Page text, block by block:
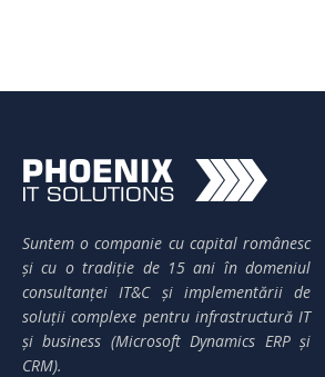
Suntem o companie cu capital românesc
și cu o tradiție de 15 ani în domeniul
consultanței IT&C și implementării de
soluții complexe pentru infrastructură IT
și business (Microsoft Dynamics ERP și
CRM).